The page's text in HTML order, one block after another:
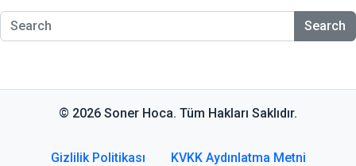
Search
© 2026 Soner Hoca. Tüm Hakları Saklıdır.
Gizlilik Politikası KVKK Aydınlatma Metni